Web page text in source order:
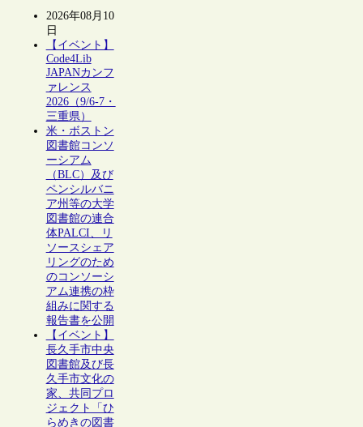
2026年08月10
日
【イベント】
Code4Lib
JAPANカンフ
ァレンス
2026（9/6-7・
三重県）
米・ボストン
図書館コンソ
ーシアム
（BLC）及び
ペンシルバニ
ア州等の大学
図書館の連合
体PALCI、リ
ソースシェア
リングのため
のコンソーシ
アム連携の枠
組みに関する
報告書を公開
【イベント】
長久手市中央
図書館及び長
久手市文化の
家、共同プロ
ジェクト「ひ
らめきの図書